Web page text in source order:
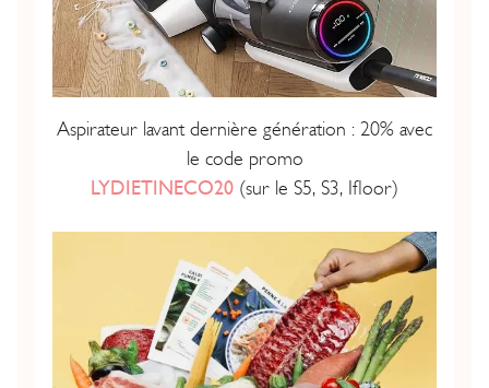
Aspirateur lavant dernière génération : 20% avec
le code promo
LYDIETINECO20 (sur le S5, S3, Ifloor)